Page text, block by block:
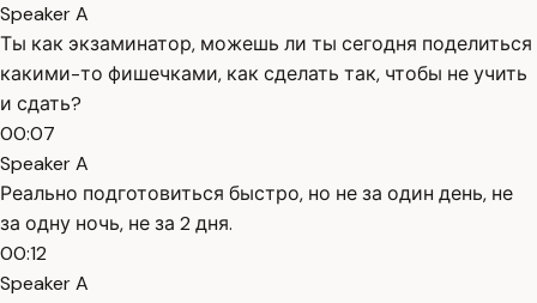
Speaker A
Ты как экзаминатор, можешь ли ты сегодня поделиться
какими-то фишечками, как сделать так, чтобы не учить
и сдать?
00:07
Speaker A
Реально подготовиться быстро, но не за один день, не
за одну ночь, не за 2 дня.
00:12
Speaker A